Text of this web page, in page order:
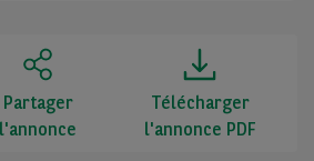
Partager
l'annonce
Télécharger
l'annonce PDF